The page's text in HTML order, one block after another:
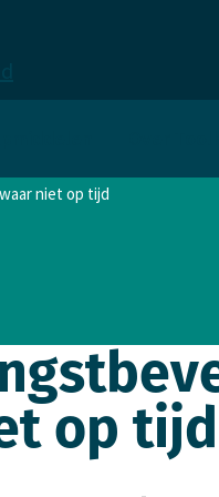
niet op tijd
op tijd